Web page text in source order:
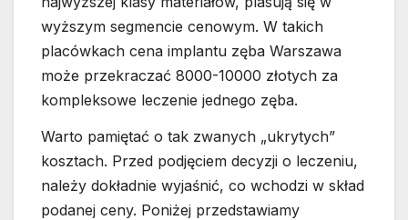
wyższym segmencie cenowym. W takich
placówkach cena implantu zęba Warszawa
może przekraczać 8000-10000 złotych za
kompleksowe leczenie jednego zęba.
Warto pamiętać o tak zwanych „ukrytych”
kosztach. Przed podjęciem decyzji o leczeniu,
należy dokładnie wyjaśnić, co wchodzi w skład
podanej ceny. Poniżej przedstawiamy